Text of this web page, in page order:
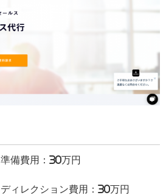
準備費用： 30万円
ディレクション費用： 30万円